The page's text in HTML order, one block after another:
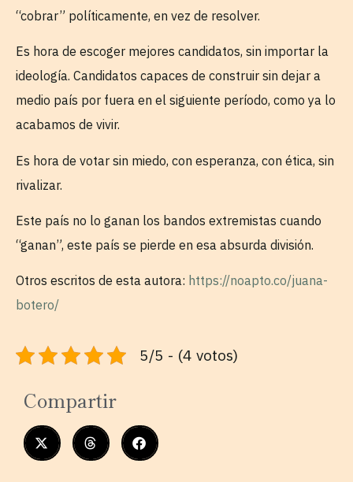
“cobrar” políticamente, en vez de resolver.
Es hora de escoger mejores candidatos, sin importar la
ideología. Candidatos capaces de construir sin dejar a
medio país por fuera en el siguiente período, como ya lo
acabamos de vivir.
Es hora de votar sin miedo, con esperanza, con ética, sin
rivalizar.
Este país no lo ganan los bandos extremistas cuando
“ganan”, este país se pierde en esa absurda división.
Otros escritos de esta autora: https://noapto.co/juana-
botero/
5/5 - (4 votos)
Compartir